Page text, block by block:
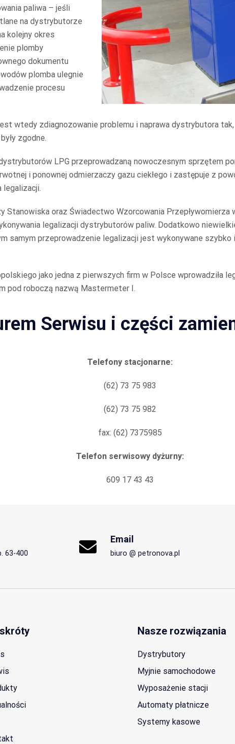
paliwa – jeśli
na dystrybutorze
kolejny okres
plomby
dokumentu
plomba ulegnie
procesu
wtedy zdiagnozowanie problemu i naprawa dystrybutora
zgodne.
LPG przeprowadzaną nowoczesnym sprzętem
i ponownej odmierzaczy gazu ciekłego i zastępuje z
legalizacji.
oraz Świadectwo Wzorcowania Przepływomierza
legalizacji dystrybutorów paliw. Dodatkowo
samym przeprowadzenie legalizacji jest wykonywane szybko
jako jedna z pierwszych firm w Polsce wprowadziła
pod roboczą nazwą Mastermeter I.
Serwisu i części
Telefony stacjonarne:
(62) 73 75 983
(62) 73 75 982
fax: (62) 7375985
Telefon serwisowy dyżurny:
609 17 43 43
63-400
Email
biuro @ petronova.pl
Nasze rozwiązania
Dystrybutory
Myjnie samochodowe
Wyposażenie stacji
Automaty płatnicze
Systemy kasowe